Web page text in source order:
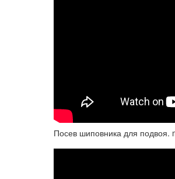
Посев шиповника для подвоя.